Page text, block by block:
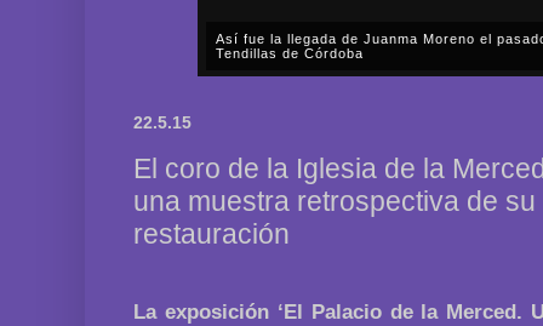
Así fue la llegada de Juanma Moreno el
Tendillas de Córdoba
22.5.15
El coro de la Iglesia de la
una muestra retrospectiva de
restauración
La exposición ‘El Palacio de la Merced.